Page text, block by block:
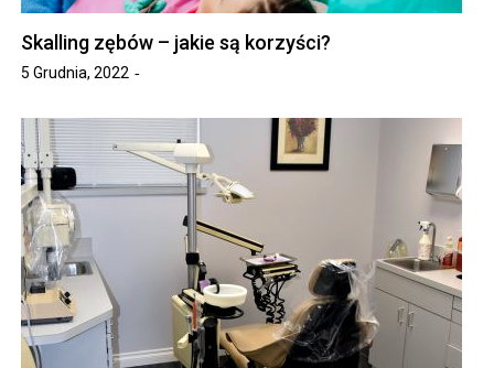
Skalling zębów – jakie są korzyści?
5 Grudnia, 2022